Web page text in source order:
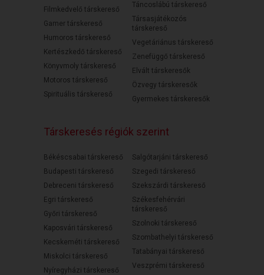
Filmkedvelő társkereső
Gamer társkereső
Humoros társkereső
Kertészkedő társkereső
Könyvmoly társkereső
Motoros társkereső
Spirituális társkereső
Táncoslábú társkereső
Társasjátékozós
társkereső
Vegetáriánus társkereső
Zenefüggő társkereső
Elvált társkeresők
Özvegy társkeresők
Gyermekes társkeresők
Társkeresés régiók szerint
Békéscsabai társkereső
Budapesti társkereső
Debreceni társkereső
Egri társkereső
Győri társkereső
Kaposvári társkereső
Kecskeméti társkereső
Miskolci társkereső
Nyíregyházi társkereső
Salgótarjáni társkereső
Szegedi társkereső
Szekszárdi társkereső
Székesfehérvári
társkereső
Szolnoki társkereső
Szombathelyi társkereső
Tatabányai társkereső
Veszprémi társkereső